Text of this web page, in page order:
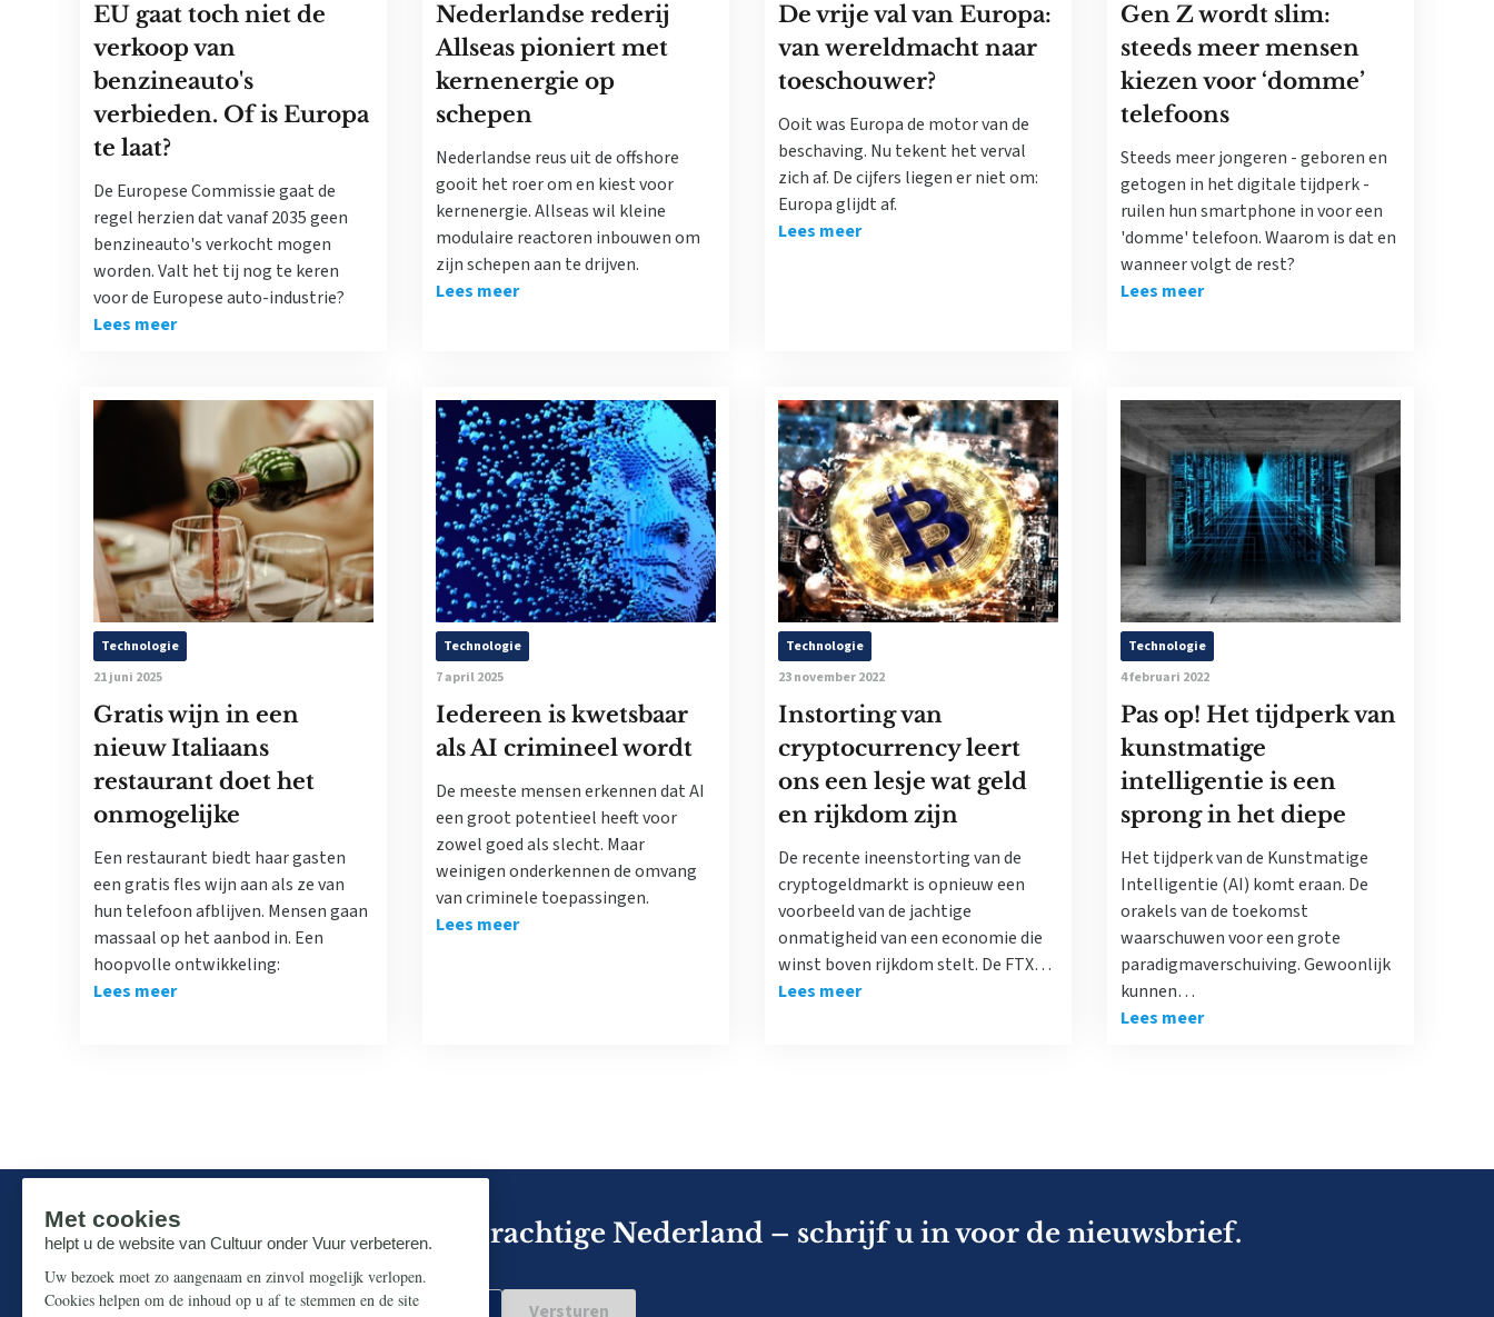
EU gaat toch niet de
verkoop van
benzineauto's
verbieden. Of is Europa
te laat?
De Europese Commissie gaat de
regel herzien dat vanaf 2035 geen
benzineauto's verkocht mogen
worden. Valt het tij nog te keren
voor de Europese auto-industrie?
Lees meer
Nederlandse rederij
Allseas pioniert met
kernenergie op
schepen
Nederlandse reus uit de offshore
gooit het roer om en kiest voor
kernenergie. Allseas wil kleine
modulaire reactoren inbouwen om
zijn schepen aan te drijven.
Lees meer
De vrije val van Europa:
van wereldmacht naar
toeschouwer?
Ooit was Europa de motor van de
beschaving. Nu tekent het verval
zich af. De cijfers liegen er niet om:
Europa glijdt af.
Lees meer
Gen Z wordt slim:
steeds meer mensen
kiezen voor ‘domme’
telefoons
Steeds meer jongeren - geboren en
getogen in het digitale tijdperk -
ruilen hun smartphone in voor een
'domme' telefoon. Waarom is dat en
wanneer volgt de rest?
Lees meer
Technologie
21 juni 2025
Gratis wijn in een
nieuw Italiaans
restaurant doet het
onmogelijke
Een restaurant biedt haar gasten
een gratis fles wijn aan als ze van
hun telefoon afblijven. Mensen gaan
massaal op het aanbod in. Een
hoopvolle ontwikkeling:
Lees meer
Technologie
7 april 2025
Iedereen is kwetsbaar
als AI crimineel wordt
De meeste mensen erkennen dat AI
een groot potentieel heeft voor
zowel goed als slecht. Maar
weinigen onderkennen de omvang
van criminele toepassingen.
Lees meer
Technologie
23 november 2022
Instorting van
cryptocurrency leert
ons een lesje wat geld
en rijkdom zijn
De recente ineenstorting van de
cryptogeldmarkt is opnieuw een
voorbeeld van de jachtige
onmatigheid van een economie die
winst boven rijkdom stelt. De FTX…
Lees meer
Technologie
4 februari 2022
Pas op! Het tijdperk van
kunstmatige
intelligentie is een
sprong in het diepe
Het tijdperk van de Kunstmatige
Intelligentie (AI) komt eraan. De
orakels van de toekomst
waarschuwen voor een grote
paradigmaverschuiving. Gewoonlijk
kunnen…
Lees meer
Mis niks in de strijd om ons prachtige Nederland – schrijf u in voor de nieuwsbrief.
Zorg dat u niets over dit thema mist.
Versturen